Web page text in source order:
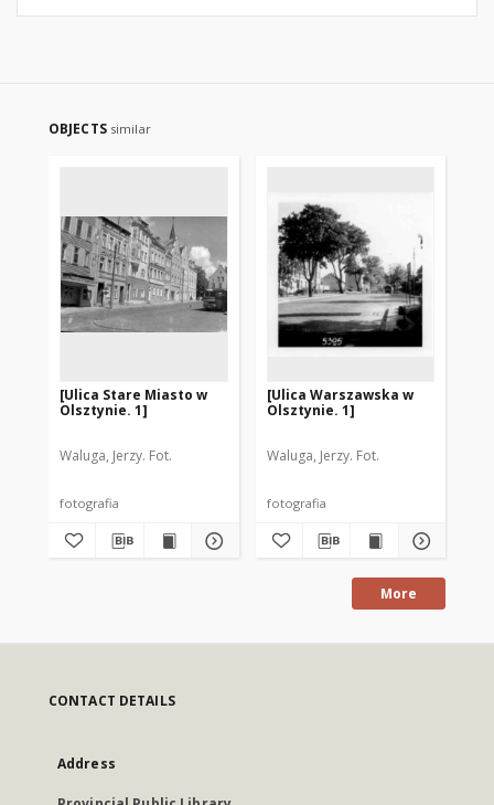
OBJECTS similar
[Ulica Stare Miasto w
Olsztynie. 1]
Waluga, Jerzy. Fot.
fotografia
[Ulica Warszawska w
Olsztynie. 1]
Waluga, Jerzy. Fot.
fotografia
More
CONTACT DETAILS
Address